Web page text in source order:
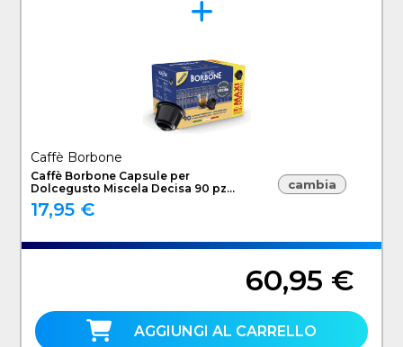
Caffè Borbone
Caffè Borbone Capsule per
Dolcegusto Miscela Decisa 90 pz
DGBREDDECISA90N
17,95 €
cambia
60,95 €
AGGIUNGI AL CARRELLO